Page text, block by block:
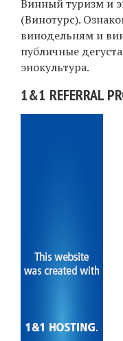
Винный туризм и
(Винотурс).
винодельням и
публичные
энокультура.
1&1 REFERRAL